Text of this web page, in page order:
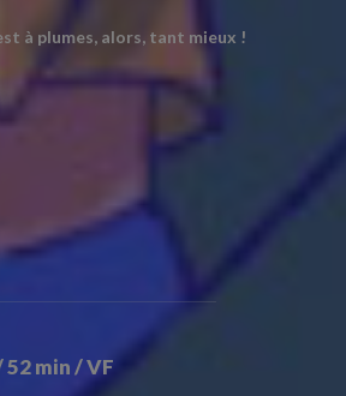
à plumes, alors, tant mieux !
52 min / VF